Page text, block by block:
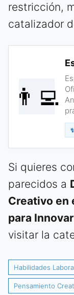
restricción,
catalizador
👨‍💻
Si quieres
parecidos a
Creativo en
para
visitar la
Habilidades
Pensamiento